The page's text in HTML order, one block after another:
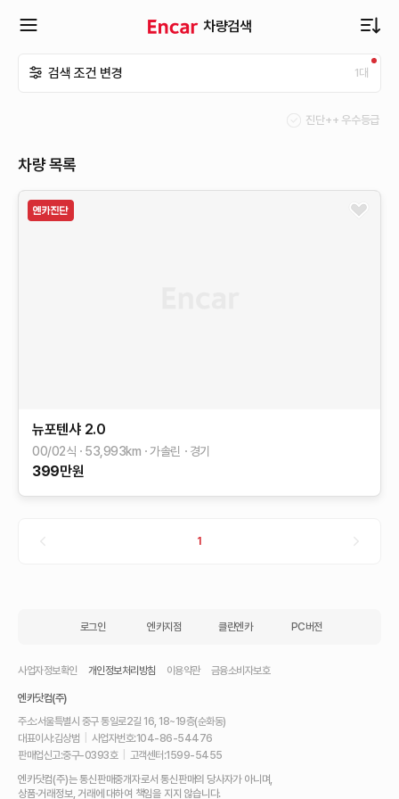
차량검색
뉴
검색 조건 변경 1대
진단++ 우수등급
차량 목록
뉴포텐샤 2.0
00/02식 53,993km 가솔린 경기
399만원
1
로그인 엔카지점 클린엔카 PC버전
사업자정보확인 개인정보처리방침 이용약관 금융소비자보호
엔카닷컴(주)
주소:서울특별시 중구 통일로2길 16, 18~19층(순화동)
대표이사:김상범 사업자번호:104-86-54476
판매업신고:중구-0393호 고객센터:1599-5455
차
엔카닷컴(주)는 통신판매중개자로서 통신판매의 당사자가 아니며,
상품·거래정보, 거래에 대하여 책임을 지지 않습니다.